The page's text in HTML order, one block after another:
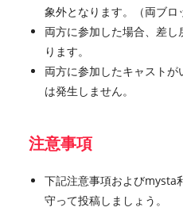
象外となります。（両ブロ
両方に参加した場合、差
ります。
両方に参加したキャスト
は発生しません。
注意事項
下記注意事項およびmysta
守って投稿しましょう。